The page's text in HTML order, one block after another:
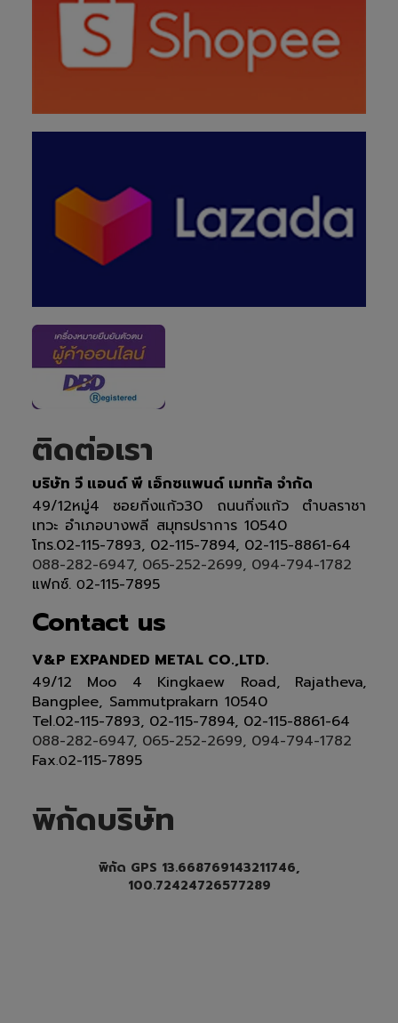
ติดต่อเรา
บริษัท วี แอนด์ พี เอ็กซแพนด์ เมททัล จำกัด
49/12หมู่4 ซอยกิ่งแก้ว30 ถนนกิ่งแก้ว ตำบลราชา
เทวะ อำเภอบางพลี สมุทรปราการ 10540
โทร.02-115-7893, 02-115-7894, 02-115-8861-64
088-282-6947, 065-252-2699, 094-794-1782
แฟกซ์. 02-115-7895
Contact us
V&P EXPANDED METAL CO.,LTD.
49/12 Moo 4 Kingkaew Road, Rajatheva,
Bangplee, Sammutprakarn 10540
Tel.02-115-7893, 02-115-7894, 02-115-8861-64
088-282-6947, 065-252-2699, 094-794-1782
Fax.02-115-7895
พิกัดบริษัท
พิกัด GPS 13.668769143211746,
100.72424726577289